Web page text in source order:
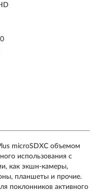
microSDXC объемом
использования с
как экшн-камеры,
планшеты и прочие.
поклонников активного